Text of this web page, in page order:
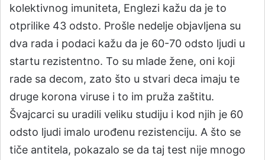
kolektivnog imuniteta, Englezi kažu da je to
otprilike 43 odsto. Prošle nedelje objavljena su
dva rada i podaci kažu da je 60-70 odsto ljudi u
startu rezistentno. To su mlade žene, oni koji
rade sa decom, zato što u stvari deca imaju te
druge korona viruse i to im pruža zaštitu.
Švajcarci su uradili veliku studiju i kod njih je 60
odsto ljudi imalo urođenu rezistenciju. A što se
tiče antitela, pokazalo se da taj test nije mnogo